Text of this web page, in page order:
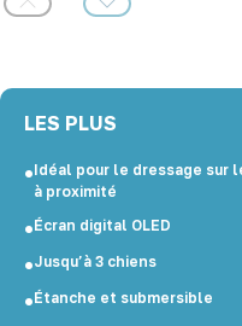
Précédent Suivant
LES PLUS
Idéal pour le dressage sur
à proximité
Écran digital OLED
Jusqu’à 3 chiens
Étanche et submersible